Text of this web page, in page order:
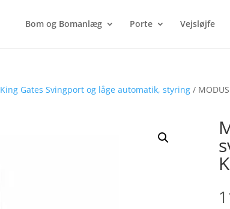
Bom og Bomanlæg Porte Vejsløjfe
King Gates Svingport og låge automatik, styring /